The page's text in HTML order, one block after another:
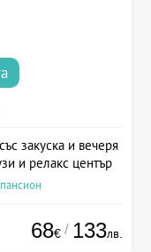
закуска и вечеря
и релакс център
68€ / 133лв.